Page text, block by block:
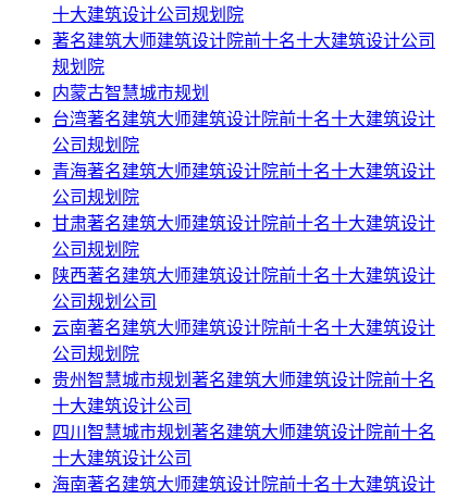
十大建筑设计公司规划院
著名建筑大师建筑设计院前十名十大建筑设计公司
规划院
内蒙古智慧城市规划
台湾著名建筑大师建筑设计院前十名十大建筑设计
公司规划院
青海著名建筑大师建筑设计院前十名十大建筑设计
公司规划院
甘肃著名建筑大师建筑设计院前十名十大建筑设计
公司规划院
陕西著名建筑大师建筑设计院前十名十大建筑设计
公司规划公司
云南著名建筑大师建筑设计院前十名十大建筑设计
公司规划院
贵州智慧城市规划著名建筑大师建筑设计院前十名
十大建筑设计公司
四川智慧城市规划著名建筑大师建筑设计院前十名
十大建筑设计公司
海南著名建筑大师建筑设计院前十名十大建筑设计